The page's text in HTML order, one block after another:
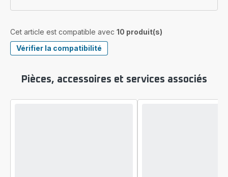
Cet article est compatible avec 10 produit(s)
Vérifier la compatibilité
Pièces, accessoires et services associés